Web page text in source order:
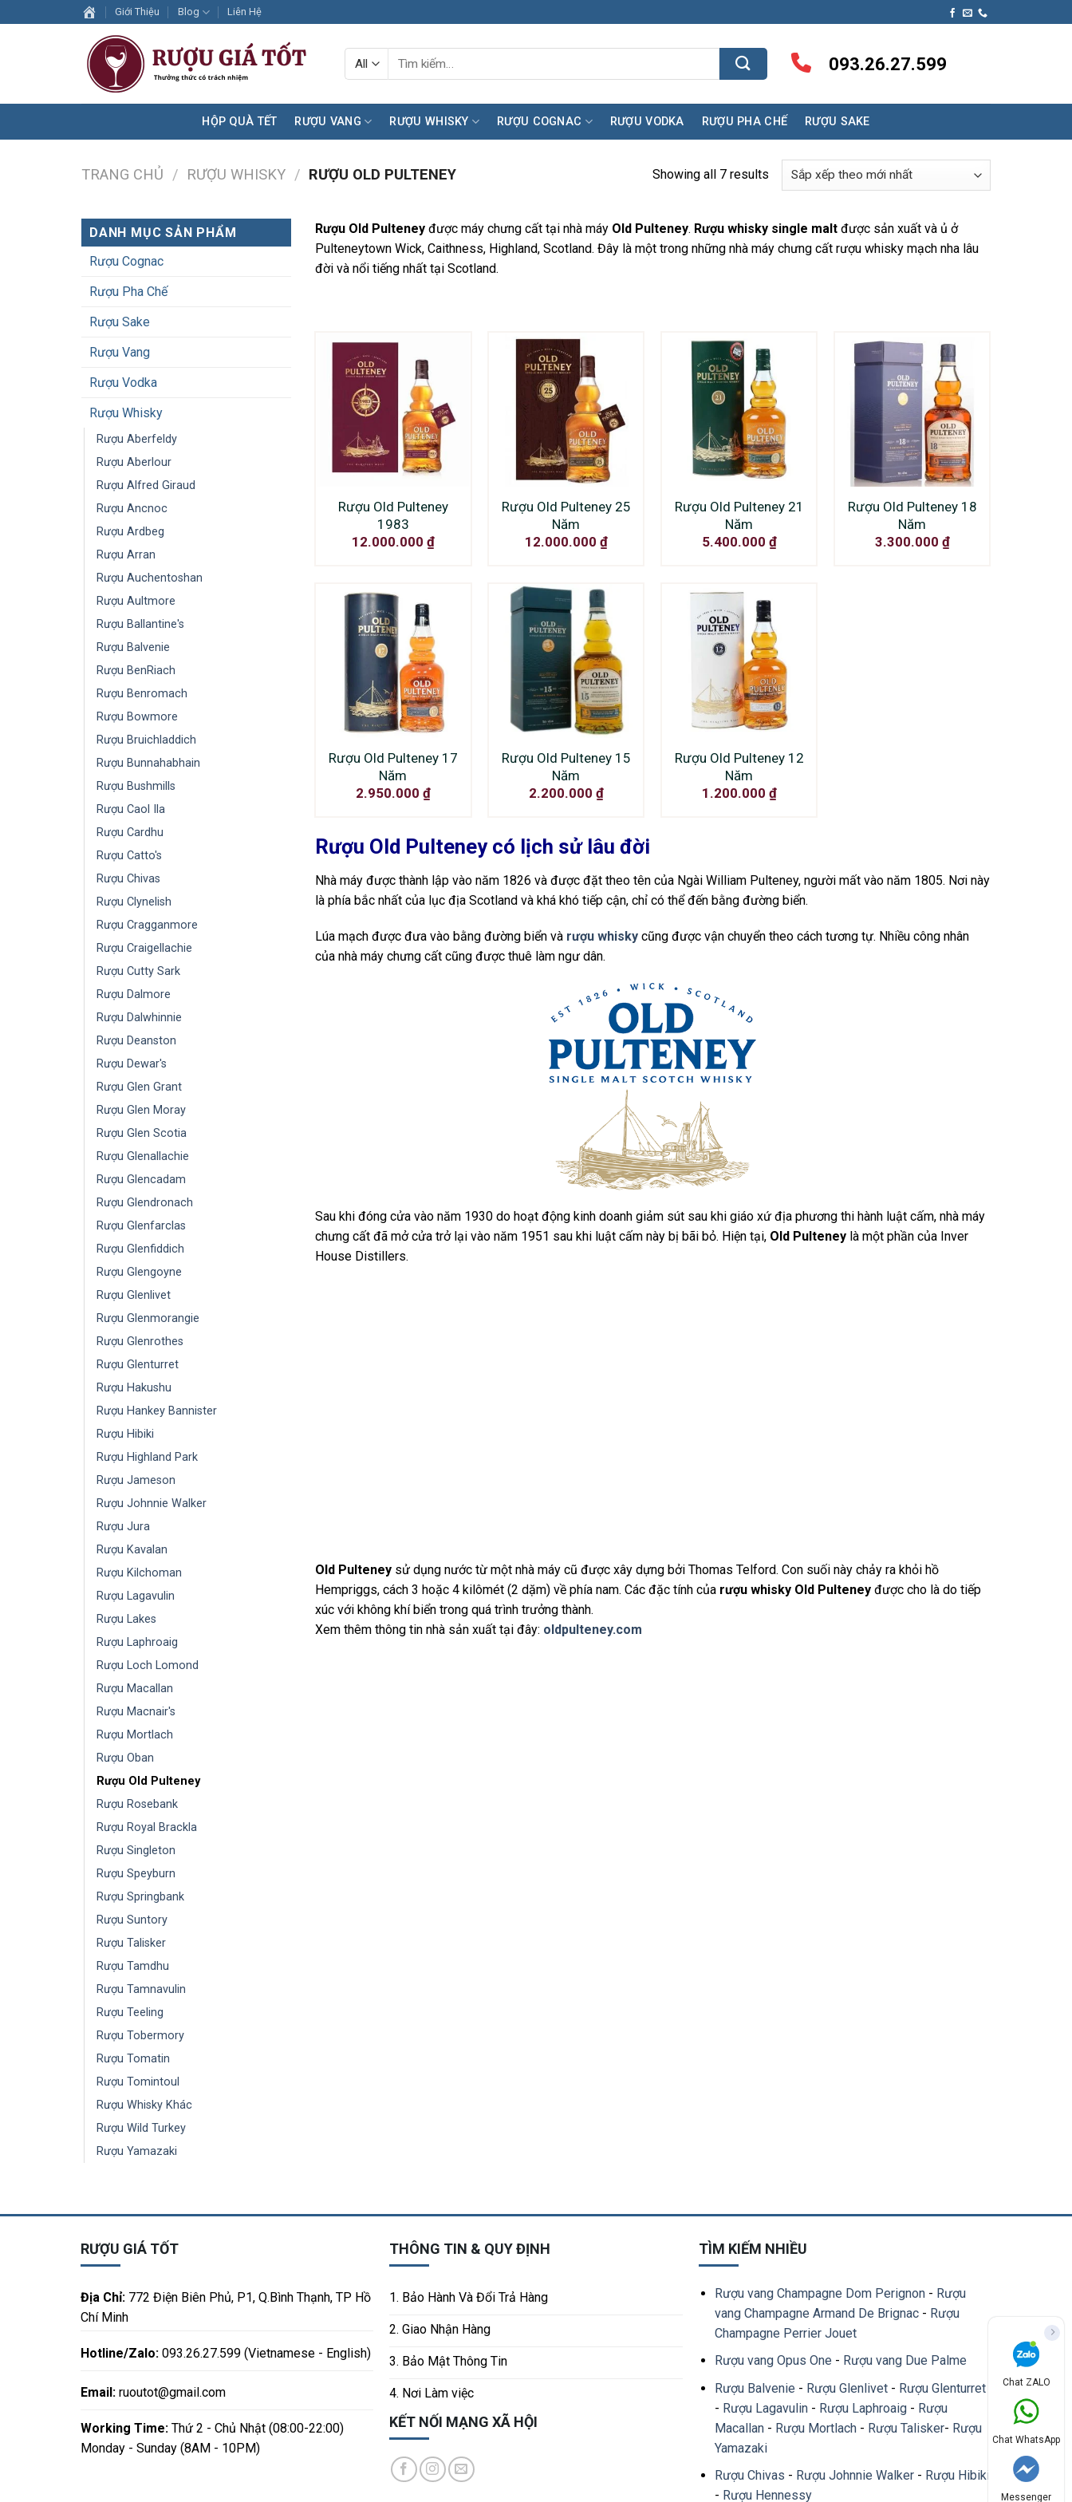
to
Giới Thiệu Blog Liên Hệ
Tìm
093.26.27.599
HỘP QUÀ TẾT RƯỢU VANG RƯỢU WHISKY RƯỢU COGNAC RƯỢU VODKA RƯỢU PHA CHẾ RƯỢU SAKE
TRANG CHỦ / RƯỢU WHISKY / RƯỢU OLD PULTENEY Showing all 7 results
DANH MỤC SẢN PHẨM
Rượu Cognac
Rượu Pha Chế
Rượu Sake
Rượu Vang
Rượu Vodka
Rượu Whisky
Rượu Aberfeldy
Rượu Aberlour
Rượu Alfred Giraud
Rượu Ancnoc
Rượu Ardbeg
Rượu Arran
Rượu Auchentoshan
Rượu Aultmore
Rượu Ballantine's
Rượu Balvenie
Rượu BenRiach
Rượu Benromach
Rượu Bowmore
Rượu Bruichladdich
Rượu Bunnahabhain
Rượu Bushmills
Rượu Caol Ila
Rượu Cardhu
Rượu Catto's
Rượu Chivas
Rượu Clynelish
Rượu Cragganmore
Rượu Craigellachie
Rượu Cutty Sark
Rượu Dalmore
Rượu Dalwhinnie
Rượu Deanston
Rượu Dewar's
Rượu Glen Grant
Rượu Glen Moray
Rượu Glen Scotia
Rượu Glenallachie
Rượu Glencadam
Rượu Glendronach
Rượu Glenfarclas
Rượu Glenfiddich
Rượu Glengoyne
Rượu Glenlivet
Rượu Glenmorangie
Rượu Glenrothes
Rượu Glenturret
Rượu Hakushu
Rượu Hankey Bannister
Rượu Hibiki
Rượu Highland Park
Rượu Jameson
Rượu Johnnie Walker
Rượu Jura
Rượu Kavalan
Rượu Kilchoman
Rượu Lagavulin
Rượu Lakes
Rượu Laphroaig
Rượu Loch Lomond
Rượu Macallan
Rượu Macnair's
Rượu Mortlach
Rượu Oban
Rượu Old Pulteney
Rượu Rosebank
Rượu Royal Brackla
Rượu Singleton
Rượu Speyburn
Rượu Springbank
Rượu Suntory
Rượu Talisker
Rượu Tamdhu
Rượu Tamnavulin
Rượu Teeling
Rượu Tobermory
Rượu Tomatin
Rượu Tomintoul
Rượu Whisky Khác
Rượu Wild Turkey
Rượu Yamazaki
Rượu Old Pulteneyđược máy chưng cất tại nhà máy Old Pulteney. Rượu whisky single maltđược sản xuất và ủ ở
Pulteneytown Wick, Caithness, Highland, Scotland. Đây là một trong những nhà máy chưng cất rượu whisky mạch nha lâu
đời và nổi tiếng nhất tại Scotland.
Rượu Old Pulteney
1983
12.000.000 ₫
Rượu Old Pulteney 25
Năm
12.000.000 ₫
Rượu Old Pulteney 21
Năm
5.400.000 ₫
Rượu Old Pulteney 18
Năm
3.300.000 ₫
Rượu Old Pulteney 17
Năm
2.950.000 ₫
Rượu Old Pulteney 15
Năm
2.200.000 ₫
Rượu Old Pulteney 12
Năm
1.200.000 ₫
Rượu Old Pulteney có lịch sử lâu đời
Nhà máy được thành lập vào năm 1826 và được đặt theo tên của Ngài William Pulteney, người mất vào năm 1805. Nơi này
là phía bắc nhất của lục địa Scotland và khá khó tiếp cận, chỉ có thể đến bằng đường biển.
Lúa mạch được đưa vào bằng đường biển và rượu whiskycũng được vận chuyển theo cách tương tự. Nhiều công nhân
của nhà máy chưng cất cũng được thuê làm ngư dân.
Sau khi đóng cửa vào năm 1930 do hoạt động kinh doanh giảm sút sau khi giáo xứ địa phương thi hành luật cấm, nhà máy
chưng cất đã mở cửa trở lại vào năm 1951 sau khi luật cấm này bị bãi bỏ. Hiện tại, Old Pulteneylà một phần của Inver
House Distillers.
Old Pulteneysử dụng nước từ một nhà máy cũ được xây dựng bởi Thomas Telford. Con suối này chảy ra khỏi hồ
Hempriggs, cách 3 hoặc 4 kilômét (2 dặm) về phía nam. Các đặc tính của rượu whisky Old Pulteneyđược cho là do tiếp
xúc với không khí biển trong quá trình trưởng thành.
Xem thêm thông tin nhà sản xuất tại đây: oldpulteney.com
RƯỢU GIÁ TỐT
Địa Chỉ:772 Điện Biên Phủ, P1, Q.Bình Thạnh, TP Hồ
Chí Minh
Hotline/Zalo:093.26.27.599 (Vietnamese - English)
Email: ruoutot@gmail.com
Working Time:Thứ 2 - Chủ Nhật (08:00-22:00)
Monday - Sunday (8AM - 10PM)
THÔNG TIN & QUY ĐỊNH
1. Bảo Hành Và Đổi Trả Hàng
2. Giao Nhận Hàng
3. Bảo Mật Thông Tin
4. Nơi Làm việc
KẾT NỐI MẠNG XÃ HỘI
TÌM KIẾM NHIỀU
Rượu vang Champagne Dom Perignon - Rượu
vang Champagne Armand De Brignac - Rượu
Champagne Perrier Jouet
Rượu vang Opus One - Rượu vang Due Palme
Rượu Balvenie - Rượu Glenlivet - Rượu Glenturret
- Rượu Lagavulin - Rượu Laphroaig - Rượu
Macallan - Rượu Mortlach - Rượu Talisker- Rượu
Yamazaki
Rượu Chivas - Rượu Johnnie Walker - Rượu Hibiki
- Rượu Hennessy
Chat ZALO
Chat WhatsApp
Messenger